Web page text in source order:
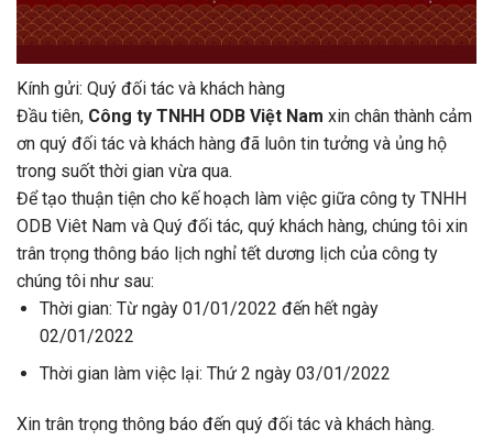
Kính gửi: Quý đối tác và khách hàng
Đầu tiên, Công ty TNHH ODB Việt Nam xin chân thành cảm
ơn quý đối tác và khách hàng đã luôn tin tưởng và ủng hộ
trong suốt thời gian vừa qua.
Để tạo thuận tiện cho kế hoạch làm việc giữa công ty TNHH
ODB Viêt Nam và Quý đối tác, quý khách hàng, chúng tôi xin
trân trọng thông báo lịch nghỉ tết dương lịch của công ty
chúng tôi như sau:
Thời gian: Từ ngày 01/01/2022 đến hết ngày
02/01/2022
Thời gian làm việc lại: Thứ 2 ngày 03/01/2022
Xin trân trọng thông báo đến quý đối tác và khách hàng.